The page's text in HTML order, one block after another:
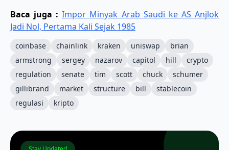
Baca juga :Impor Minyak Arab Saudi ke AS Anjlok
Jadi Nol, Pertama Kali Sejak 1985
coinbase chainlink kraken uniswap
brian
armstrong
sergey nazarov capitol hill
crypto
regulation
senate tim scott chuck
schumer
gillibrand
market structure bill
stablecoin
regulasi
kripto